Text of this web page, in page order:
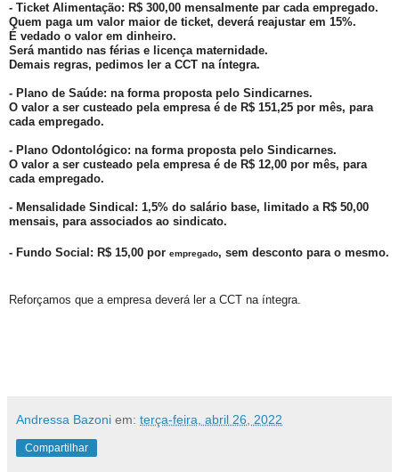
- Ticket Alimentação: R$ 300,00 mensalmente par cada empregado.
Quem paga um valor maior de ticket, deverá reajustar em 15%.
É vedado o valor em dinheiro.
Será mantido nas férias e licença maternidade.
Demais regras, pedimos ler a CCT na íntegra.
- Plano de Saúde: na forma proposta pelo Sindicarnes.
O valor a ser custeado pela empresa é de R$ 151,25 por mês, para
cada empregado.
- Plano Odontológico: na forma proposta pelo Sindicarnes.
O valor a ser custeado pela empresa é de R$ 12,00 por mês, para
cada empregado.
- Mensalidade Sindical: 1,5% do salário base, limitado a R$ 50,00
mensais, para associados ao sindicato.
- Fundo Social: R$ 15,00 por empregado, sem desconto para o mesmo.
Reforçamos que a empresa deverá ler a CCT na íntegra.
Andressa Bazoni em: terça-feira, abril 26, 2022
Compartilhar